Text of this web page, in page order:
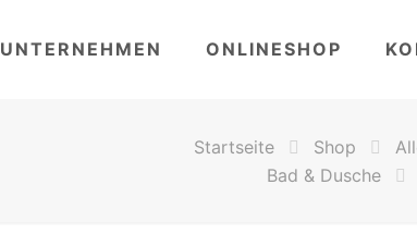
UNTERNEHMEN ONLINESHOP
Startseite Shop
Bad & Dusche